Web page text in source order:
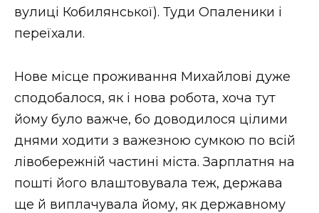
вулиці Кобилянської). Туди Опаленики і
переїхали.
Нове місце проживання Михайлові дуже
сподобалося, як і нова робота, хоча тут
йому було важче, бо доводилося цілими
днями ходити з важезною сумкою по всій
лівобережній частині міста. Зарплатня на
пошті його влаштовувала теж, держава
ще й виплачувала йому, як державному